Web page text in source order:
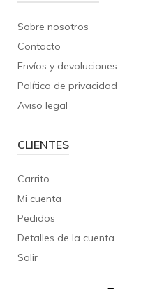
Sobre nosotros
Contacto
Envíos y devoluciones
Política de privacidad
Aviso legal
CLIENTES
Carrito
Mi cuenta
Pedidos
Detalles de la cuenta
Salir